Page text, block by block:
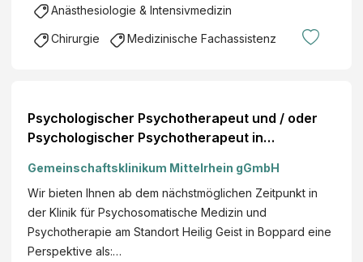
Anästhesiologie & Intensivmedizin
Chirurgie Medizinische Fachassistenz
Psychologischer Psychotherapeut und / oder
Psychologischer Psychotherapeut in
und Psychotherapie, Voll- oder Teilzeit, Heilig
Geist Boppard
Gemeinschaftsklinikum Mittelrhein gGmbH
Wir bieten Ihnen ab dem nächstmöglichen Zeitpunkt in
der Klinik für Psychosomatische Medizin und
Psychotherapie am Standort Heilig Geist in Boppard eine
Perspektive als:…